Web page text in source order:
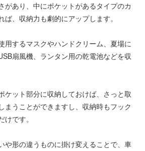
があり、中にポケットがあるタイプのカ
ば、収納力も劇的にアップします。
用するマスクやハンドクリーム、夏場に
扇風機、ランタン用の乾電池などを収
ケット部分に収納しておけば、さっと取
まうことができますし、収納時もフック
です。
や形の違うものに掛け変えることで、車